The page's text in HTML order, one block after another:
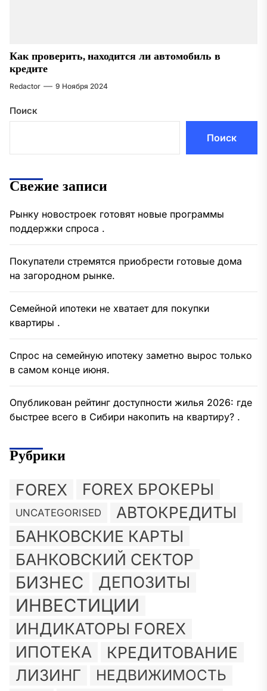
Как проверить, находится ли автомобиль в
кредите
Redactor 9 Ноября 2024
Поиск
Поиск
Свежие записи
Рынку новостроек готовят новые программы
поддержки спроса .
Покупатели стремятся приобрести готовые дома
на загородном рынке.
Семейной ипотеки не хватает для покупки
квартиры .
Спрос на семейную ипотеку заметно вырос только
в самом конце июня.
Опубликован рейтинг доступности жилья 2026: где
быстрее всего в Сибири накопить на квартиру? .
Рубрики
FOREX FOREX БРОКЕРЫ
UNCATEGORISED АВТОКРЕДИТЫ
БАНКОВСКИЕ КАРТЫ
БАНКОВСКИЙ СЕКТОР
БИЗНЕС ДЕПОЗИТЫ
ИНВЕСТИЦИИ
ИНДИКАТОРЫ FOREX
ИПОТЕКА
КРЕДИТОВАНИЕ
ЛИЗИНГ НЕДВИЖИМОСТЬ